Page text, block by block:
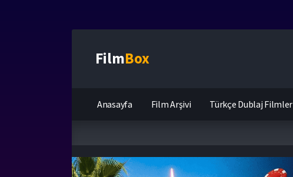
FilmBox
Anasayfa Film Arşivi Türkçe Dublaj Filmler